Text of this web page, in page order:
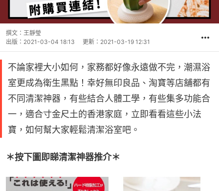
撰文： 王靜瑩
出版： 2021-03-04 18:13 更新： 2021-03-19 12:31
不論家裡大小如何，家務都好像永遠做不完，潮濕浴
室更成為衛生黑點！幸好無印良品、淘寶等店舖都有
不同清潔神器，有些結合人體工學，有些集多功能合
一，適合寸金尺土的香港家庭，立即看看這些小法
寶，如何幫大家輕鬆清潔浴室吧。
＊按下圖即睇清潔神器推介＊